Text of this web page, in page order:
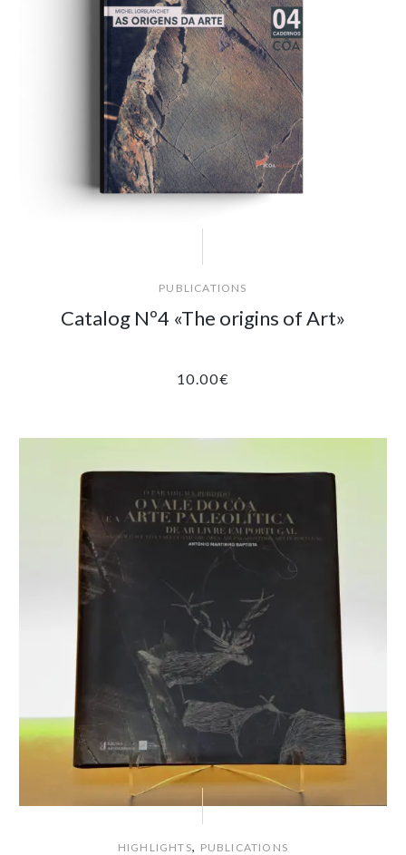
PUBLICATIONS
Catalog Nº4 «The origins of Art»
10.00€
HIGHLIGHTS, PUBLICATIONS